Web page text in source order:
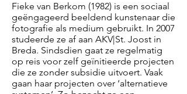
Fieke van Berkom (1982) is een sociaal
geëngageerd beeldend kunstenaar die
fotografie als medium gebruikt. In 2007
studeerde ze af aan AKV|St. Joost in
Breda. Sindsdien gaat ze regelmatig
op reis voor zelf geïnitieerde projecten
die ze zonder subsidie uitvoert. Vaak
gaan haar projecten over ‘alternatieve